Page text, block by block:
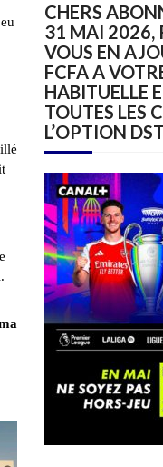
CHERS
31 MAI 2026,
VOUS EN
FCFA A
HABITUELLE
TOUTES LES
L’OPTION